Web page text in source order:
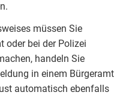
müssen Sie
oder bei der Polizei
handeln Sie
in einem Bürgeramt
automatisch ebenfalls